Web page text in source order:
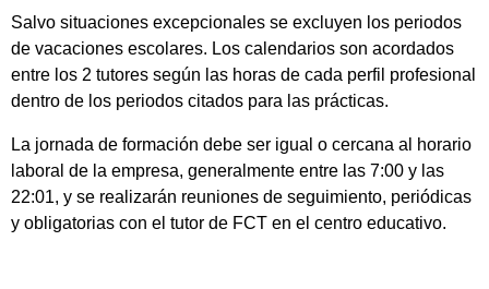
Salvo situaciones excepcionales se excluyen los periodos
de vacaciones escolares. Los calendarios son acordados
entre los 2 tutores según las horas de cada perfil profesional
dentro de los periodos citados para las prácticas.
La jornada de formación debe ser igual o cercana al horario
laboral de la empresa, generalmente entre las 7:00 y las
22:01, y se realizarán reuniones de seguimiento, periódicas
y obligatorias con el tutor de FCT en el centro educativo.